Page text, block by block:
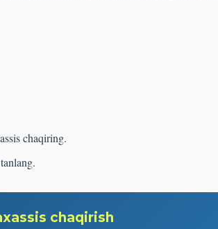
chaqiring.
chaqirish